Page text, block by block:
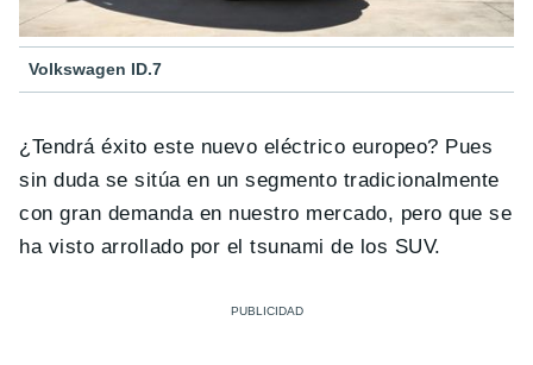
Volkswagen ID.7
¿Tendrá éxito este nuevo eléctrico europeo? Pues
sin duda se sitúa en un segmento tradicionalmente
con gran demanda en nuestro mercado, pero que se
ha visto arrollado por el tsunami de los SUV.